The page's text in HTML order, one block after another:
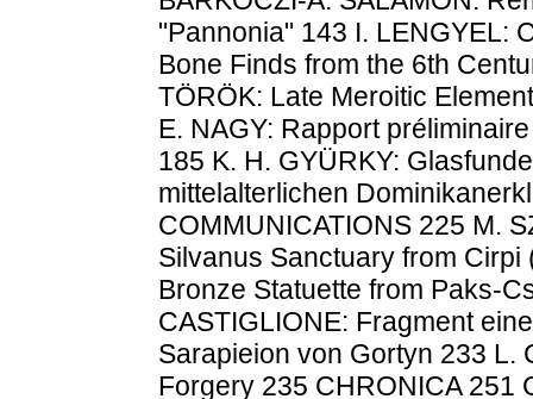
"Pannonia" 143 I. LENGYEL:
Bone Finds from the 6th
TÖRÖK: Late Meroitic
E. NAGY: Rapport
185 K. H. GYÜRKY:
mittelalterlichen
COMMUNICATIONS 225 M.
Silvanus Sanctuary from
Bronze Statuette from Paks-
CASTIGLIONE: Fragment
Sarapieion von Gortyn 233 L.
Forgery 235 CHRONICA 251